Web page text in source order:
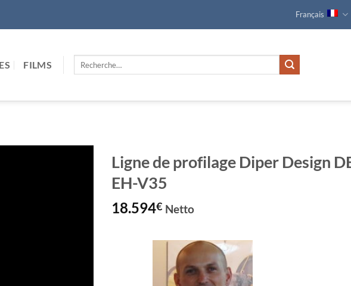
Français
FILMS
Recherche
Ligne de profilage Diper Design
EH-V35
18.594€ Netto